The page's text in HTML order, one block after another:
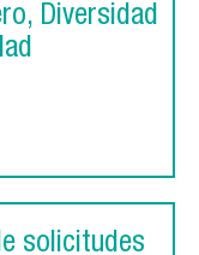
Diversidad
solicitudes